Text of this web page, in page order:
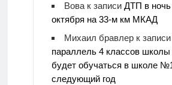
Вовак записи ДТП в ночь
октября на 33-м км МКАД
Михаил бравлерк записи
параллель 4 классов
будет обучаться в школе
следующий год